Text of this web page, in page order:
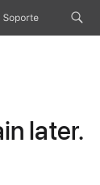
Soporte
later.